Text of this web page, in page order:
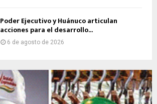
Poder Ejecutivo y Huánuco articulan
acciones para el desarrollo...
6 de agosto de 2026